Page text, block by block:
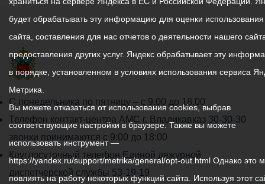
График
работы
администрации
местного
самоуправления
С понедельника по пятницу – с 9.00 до 18.00
Телефон контакт-центра АМС г. Владикавказ 30-30-30
звонки принимаются с 9:00 до 18:00
Круглосуточный телефон Единой дежурной
диспетчерской службы 53-19-19
будет обрабатывать эту информацию для оценки
сайта, составления для нас отчетов о деятельности нашего
предоставления других услуг. Яндекс обрабатывает эту
в порядке, установленном в условиях использования сервиса
Метрика.
Вы можете отказаться от использования cookies, выбрав
соответствующие настройки в браузере. Также вы можете
использовать инструмент —
https://yandex.ru/support/metrika/general/opt-out.html Однако это
повлиять на работу некоторых функций сайта. Используя этот